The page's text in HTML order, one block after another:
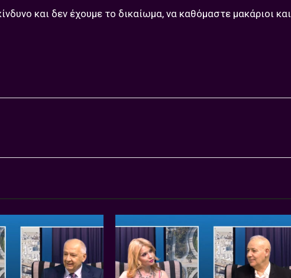
και δεν έχουμε το δικαίωμα, να καθόμαστε μακάριοι και